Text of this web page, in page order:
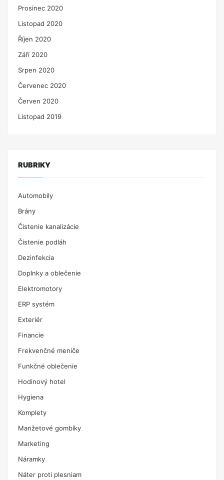
Prosinec 2020
Listopad 2020
Říjen 2020
Září 2020
Srpen 2020
Červenec 2020
Červen 2020
Listopad 2019
RUBRIKY
Automobily
Brány
Čistenie kanalizácie
Čistenie podláh
Dezinfekcia
Doplnky a oblečenie
Elektromotory
ERP systém
Exteriér
Financie
Frekvenčné meniče
Funkčné oblečenie
Hodinový hotel
Hygiena
Komplety
Manžetové gombíky
Marketing
Náramky
Náter proti plesniam